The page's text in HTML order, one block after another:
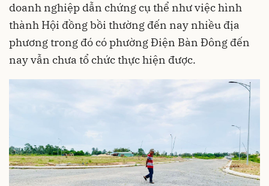
doanh nghiệp dẫn chứng cụ thể như việc hình
thành Hội đồng bồi thường đến nay nhiều địa
phương trong đó có phường Điện Bàn Đông đến
nay vẫn chưa tổ chức thực hiện được.